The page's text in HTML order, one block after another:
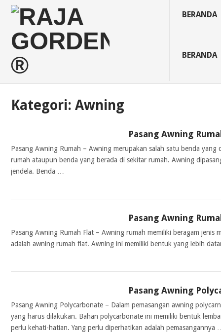
BERANDA
BERANDA
Kategori: Awning
Pasang Awning
Pasang Awning Rumah – Awning merupakan salah satu benda
rumah ataupun benda yang berada di sekitar rumah. Awning
jendela. Benda …
Pasang Awning
Pasang Awning Rumah Flat – Awning rumah memiliki beragam jenis
adalah awning rumah flat. Awning ini memiliki bentuk yang lebih
Pasang Awning
Pasang Awning Polycarbonate – Dalam pemasangan awning
yang harus dilakukan. Bahan polycarbonate ini memiliki bentuk
perlu kehati-hatian. Yang perlu diperhatikan adalah pemasangannya